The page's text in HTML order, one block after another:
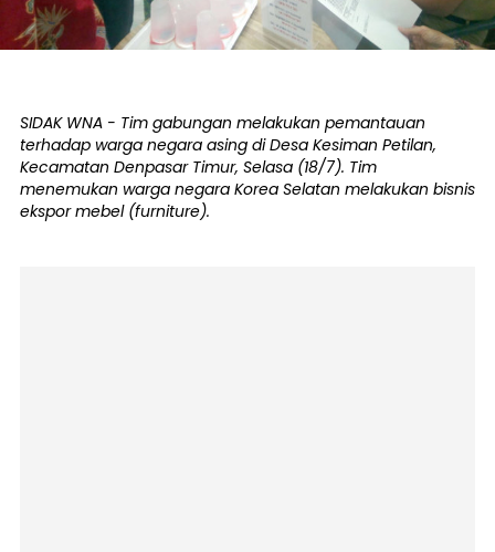
SIDAK WNA - Tim gabungan melakukan pemantauan
terhadap warga negara asing di Desa Kesiman Petilan,
Kecamatan Denpasar Timur, Selasa (18/7). Tim
menemukan warga negara Korea Selatan melakukan bisnis
ekspor mebel (furniture).